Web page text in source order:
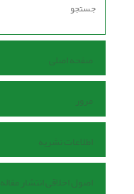
صفحه اصلی
مرور
اطلاعات نشریه
اصول اخلاقی انتشار مقاله